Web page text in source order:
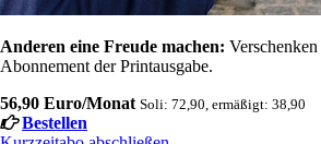
Anderen eine Freude machen:
Abonnement der Printausgabe.
56,90 Euro/Monat Soli: 72,90, ermäßigt: 38,90
Bestellen